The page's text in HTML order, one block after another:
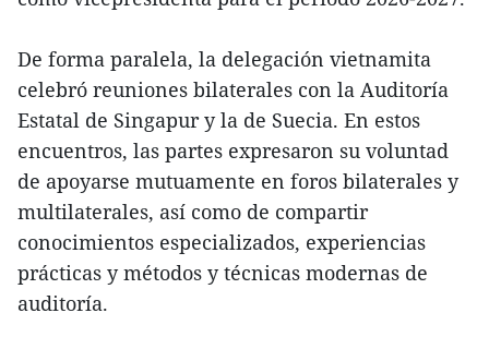
De forma paralela, la delegación vietnamita
celebró reuniones bilaterales con la Auditoría
Estatal de Singapur y la de Suecia. En estos
encuentros, las partes expresaron su voluntad
de apoyarse mutuamente en foros bilaterales y
multilaterales, así como de compartir
conocimientos especializados, experiencias
prácticas y métodos y técnicas modernas de
auditoría.